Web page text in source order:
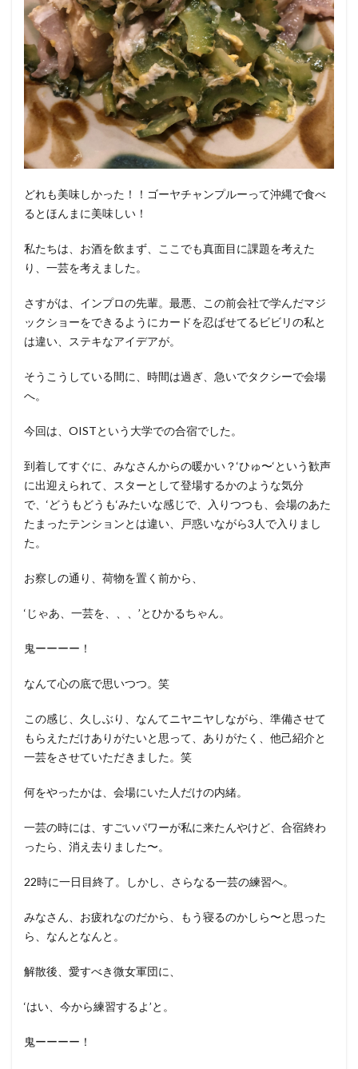
どれも美味しかった！！ゴーヤチャンプルーって沖縄で食べ
るとほんまに美味しい！
私たちは、お酒を飲まず、ここでも真面目に課題を考えた
り、一芸を考えました。
さすがは、インプロの先輩。最悪、この前会社で学んだマジ
ックショーをできるようにカードを忍ばせてるビビリの私と
は違い、ステキなアイデアが。
そうこうしている間に、時間は過ぎ、急いでタクシーで会場
へ。
今回は、OISTという大学での合宿でした。
到着してすぐに、みなさんからの暖かい？‘ひゅ〜‘という歓声
に出迎えられて、スターとして登場するかのような気分
で、‘どうもどうも‘みたいな感じで、入りつつも、会場のあた
たまったテンションとは違い、戸惑いながら3人で入りまし
た。
お察しの通り、荷物を置く前から、
‘じゃあ、一芸を、、、’とひかるちゃん。
鬼ーーーー！
なんて心の底で思いつつ。笑
この感じ、久しぶり、なんてニヤニヤしながら、準備させて
もらえただけありがたいと思って、ありがたく、他己紹介と
一芸をさせていただきました。笑
何をやったかは、会場にいた人だけの内緒。
一芸の時には、すごいパワーが私に来たんやけど、合宿終わ
ったら、消え去りました〜。
22時に一日目終了。しかし、さらなる一芸の練習へ。
みなさん、お疲れなのだから、もう寝るのかしら〜と思った
ら、なんとなんと。
解散後、愛すべき微女軍団に、
‘はい、今から練習するよ’と。
鬼ーーーー！